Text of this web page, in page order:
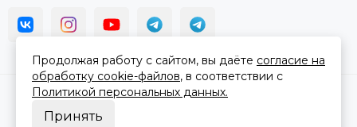
2026 © В ластах.Карта сайта
Сделано в
Продолжая работу с сайтом, вы даёте согласие на
обработку cookie-файлов, в соответствии с
Политикой персональных данных.
Принять